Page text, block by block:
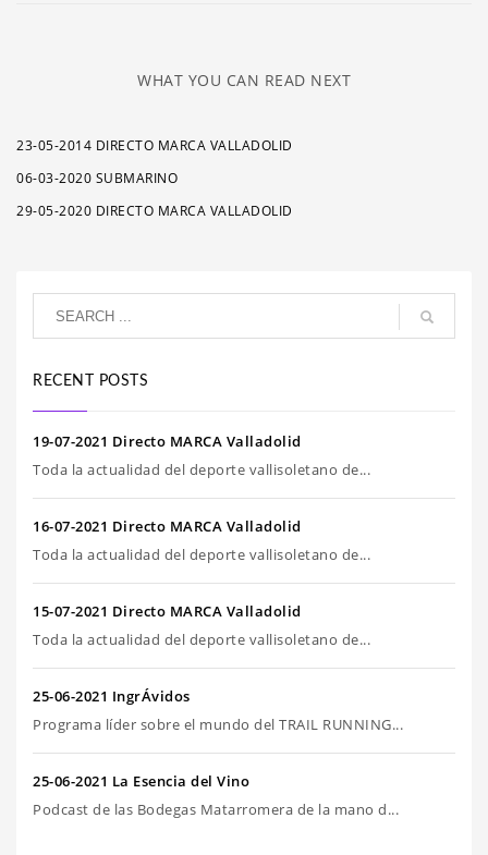
WHAT YOU CAN READ NEXT
23-05-2014 DIRECTO MARCA VALLADOLID
06-03-2020 SUBMARINO
29-05-2020 DIRECTO MARCA VALLADOLID
RECENT POSTS
19-07-2021 Directo MARCA Valladolid
Toda la actualidad del deporte vallisoletano de...
16-07-2021 Directo MARCA Valladolid
Toda la actualidad del deporte vallisoletano de...
15-07-2021 Directo MARCA Valladolid
Toda la actualidad del deporte vallisoletano de...
25-06-2021 IngrÁvidos
Programa líder sobre el mundo del TRAIL RUNNING...
25-06-2021 La Esencia del Vino
Podcast de las Bodegas Matarromera de la mano d...